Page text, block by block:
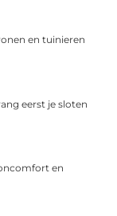
en tuinieren
eerst je sloten
en